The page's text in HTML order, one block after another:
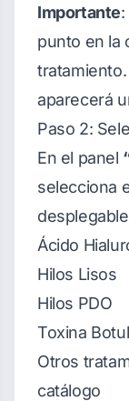
Importante
punto en la
aparecerá
Paso 2:
En el panel
selecciona
Ácido
Hilos Lisos
Hilos PDO
Toxina
Otros
catálogo